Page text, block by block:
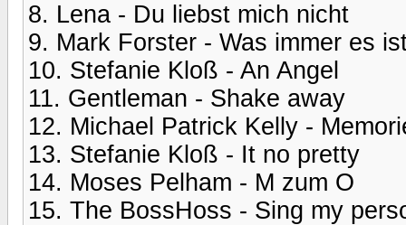
8. Lena - Du liebst mich nicht
9. Mark Forster - Was immer es
10. Stefanie Kloß - An Angel
11. Gentleman - Shake away
12. Michael Patrick Kelly -
13. Stefanie Kloß - It no pretty
14. Moses Pelham - M zum O
15. The BossHoss - Sing my